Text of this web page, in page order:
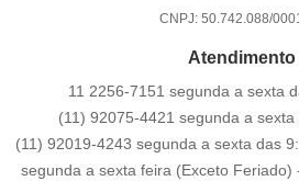
CNPJ: 50.742.088/
Atendimento
11 2256-7151 segunda a sexta
(11) 92075-4421 segunda a
(11) 92019-4243 segunda a sexta das
segunda a sexta feira (Exceto Feriado)